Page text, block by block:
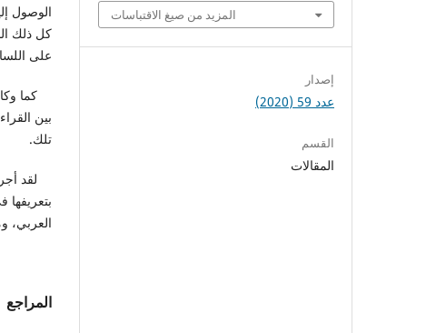
الوصول
كل ذلك
على
كما
بين
تلك.
لقد
بتعريفها
العربي،
المراجع
المزيد من صيغ الاقتباسات
إصدار
عدد 59 (2020)
القسم
المقالات